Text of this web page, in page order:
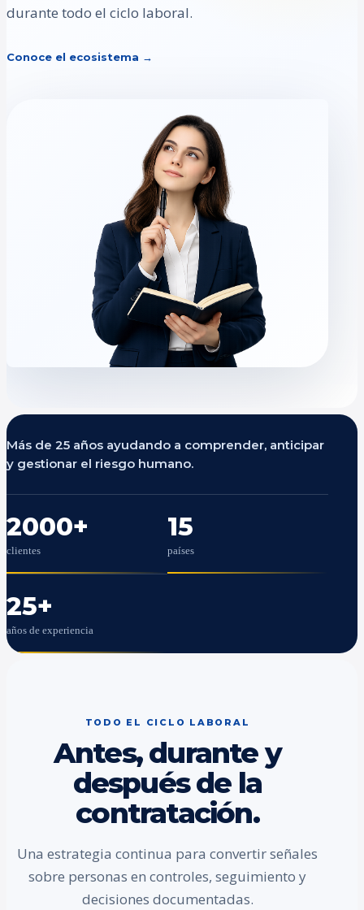
durante todo el ciclo laboral.
Conoce el ecosistema →
Más de 25 años ayudando a comprender, anticipar
y gestionar el riesgo humano.
2000+
clientes
15
países
25+
años de experiencia
TODO EL CICLO LABORAL
Antes, durante y
después de la
contratación.
Una estrategia continua para convertir señales
sobre personas en controles, seguimiento y
decisiones documentadas.